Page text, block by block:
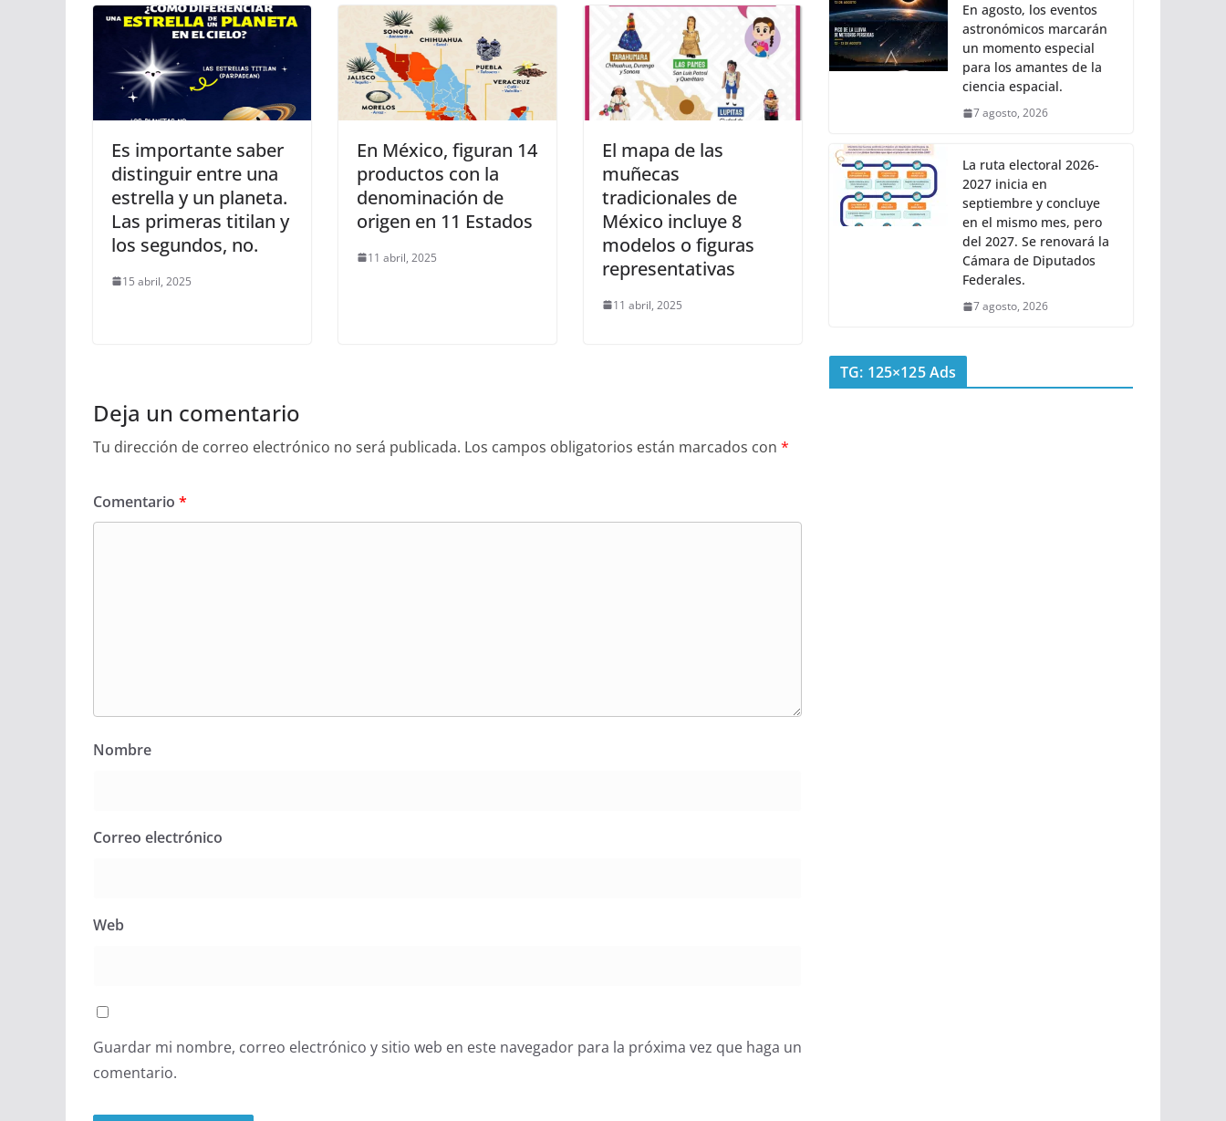
Es importante saber
distinguir entre una
estrella y un planeta.
Las primeras titilan y
los segundos, no.
15 abril, 2025
En México, figuran 14
productos con la
denominación de
origen en 11 Estados
11 abril, 2025
El mapa de las
muñecas
tradicionales de
México incluye 8
modelos o figuras
representativas
11 abril, 2025
Deja un comentario
Tu dirección de correo electrónico no será publicada. Los campos obligatorios están marcados con *
Comentario *
Nombre
Correo electrónico
Web
Guardar mi nombre, correo electrónico y sitio web en este navegador para la próxima vez que haga un
comentario.
En agosto, los eventos
astronómicos marcarán
un momento especial
para los amantes de la
ciencia espacial.
7 agosto, 2026
La ruta electoral 2026-
2027 inicia en
septiembre y concluye
en el mismo mes, pero
del 2027. Se renovará la
Cámara de Diputados
Federales.
7 agosto, 2026
TG: 125×125 Ads